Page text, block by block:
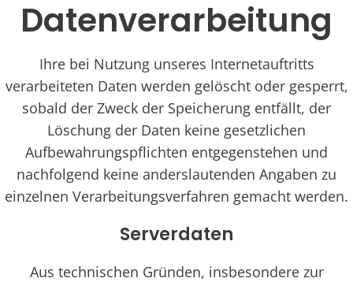
Datenverarbeitung
Ihre bei Nutzung unseres Internetauftritts
verarbeiteten Daten werden gelöscht oder gesperrt,
sobald der Zweck der Speicherung entfällt, der
Löschung der Daten keine gesetzlichen
Aufbewahrungspflichten entgegenstehen und
nachfolgend keine anderslautenden Angaben zu
einzelnen Verarbeitungsverfahren gemacht werden.
Serverdaten
Aus technischen Gründen, insbesondere zur